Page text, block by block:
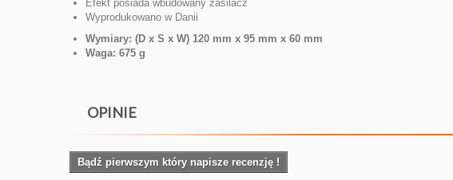
Efekt posiada wbudowany zasilacz
Wyprodukowano w Danii
Wymiary: (D x S x W) 120 mm x 95 mm x 60 mm
Waga: 675 g
OPINIE
Bądź pierwszym który napisze recenzję !